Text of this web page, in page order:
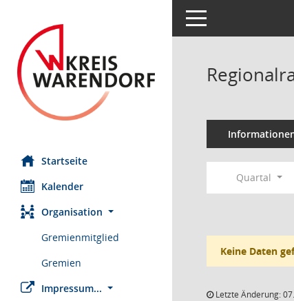
Startseite
Kalender
Organisation
Gremienmitglied
Gremien
Impressum...
Toggle navigation
Quartal
Keine Daten
Letzte Änderung: